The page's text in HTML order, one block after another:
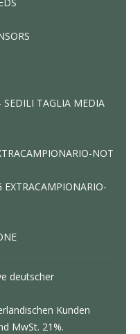
SEDILI TAGLIA MEDIA
NOT
EXTRACAMPIONARIO-
deutscher
Kunden
MwSt. 21%.